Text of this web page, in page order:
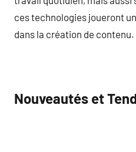
ces technologies joueront
dans la création de contenu.
Nouveautés et